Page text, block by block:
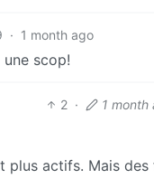
· 1 month ago
scop!
2 · 1 month
plus actifs. Mais